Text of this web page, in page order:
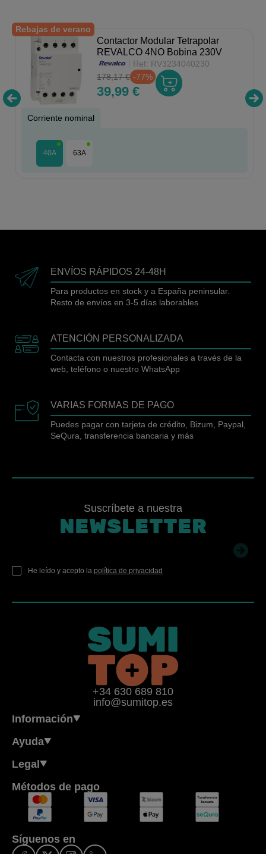
Rebajas de verano
Contactor Modular Tetrapolar
REVALCO 4NO Bobina 230V
Ref: RV3234040230
178,17 € -77%
39,99 €
Corriente nominal
40A 63A
ENVÍOS RÁPIDOS 24-48H
Para productos en stock y a España peninsular.
Resto de envíos en 3-5 días laborables
ATENCIÓN PERSONALIZADA
Contacta con nuestros profesionales a través de la
web, teléfono o nuestro WhatsApp
VARIAS FORMAS DE PAGO
Puedes pagar con tarjeta de crédito, Bizum, Paypal,
SeQura, transferencia bancaria y más
Suscríbete a nuestra
NEWSLETTER
He leído y acepto la política de privacidad
+34 630 689 810
info@sumitop.es
Información
Ayuda
Legal
Métodos de pago
Síguenos en